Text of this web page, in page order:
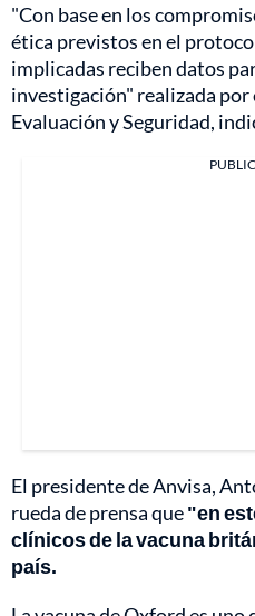
"Con base en los
ética previstos en el
implicadas reciben datos
investigación" realizada
Evaluación y Seguridad,
El presidente de Anvisa,
rueda de prensa que"en
clínicos de la vacuna
país.